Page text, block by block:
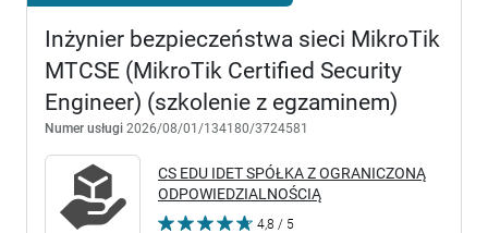
Inżynier bezpieczeństwa sieci MikroTik
MTCSE (MikroTik Certified Security
Engineer) (szkolenie z egzaminem)
Numer usługi 2026/08/01/134180/3724581
CS EDU IDET SPÓŁKA Z OGRANICZONĄ
ODPOWIEDZIALNOŚCIĄ
4,8 / 5